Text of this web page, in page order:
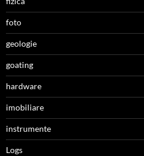
foto
geologie
goating
hardware
imobiliare
instrumente
Logs